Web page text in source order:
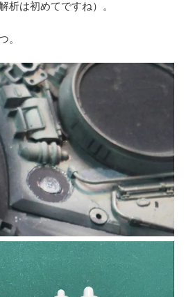
析は初めてですね）。
。